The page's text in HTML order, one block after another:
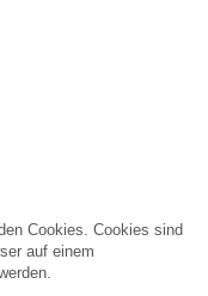
Cookies. Cookies sind
auf einem